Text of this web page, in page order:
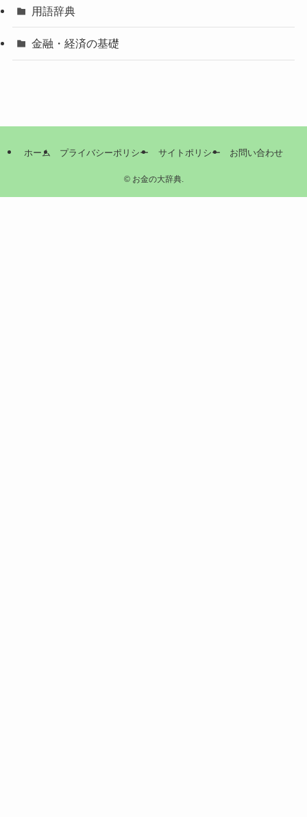
用語辞典
金融・経済の基礎
ホーム プライバシーポリシー サイトポリシー お問い合わせ
©お金の大辞典.